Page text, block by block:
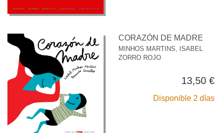
CORAZÓN DE MADRE
MINHOS MARTINS, ISABEL
ZORRO ROJO
13,50 €
Disponible 2 días